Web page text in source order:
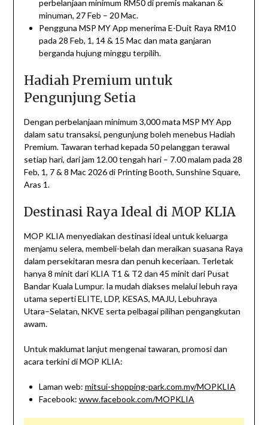
perbelanjaan minimum RM50 di premis makanan &
minuman, 27 Feb – 20 Mac.
Pengguna MSP MY App menerima E-Duit Raya RM10
pada 28 Feb, 1, 14 & 15 Mac dan mata ganjaran
berganda hujung minggu terpilih.
Hadiah Premium untuk
Pengunjung Setia
Dengan perbelanjaan minimum 3,000 mata MSP MY App
dalam satu transaksi, pengunjung boleh menebus Hadiah
Premium. Tawaran terhad kepada 50 pelanggan terawal
setiap hari, dari jam 12.00 tengah hari – 7.00 malam pada 28
Feb, 1, 7 & 8 Mac 2026 di Printing Booth, Sunshine Square,
Aras 1.
Destinasi Raya Ideal di MOP KLIA
MOP KLIA menyediakan destinasi ideal untuk keluarga
menjamu selera, membeli-belah dan meraikan suasana Raya
dalam persekitaran mesra dan penuh keceriaan. Terletak
hanya 8 minit dari KLIA T1 & T2 dan 45 minit dari Pusat
Bandar Kuala Lumpur. Ia mudah diakses melalui lebuh raya
utama seperti ELITE, LDP, KESAS, MAJU, Lebuhraya
Utara–Selatan, NKVE serta pelbagai pilihan pengangkutan
awam.
Untuk maklumat lanjut mengenai tawaran, promosi dan
acara terkini di MOP KLIA:
Laman web: mitsui-shopping-park.com.my/MOPKLIA
Facebook: www.facebook.com/MOPKLIA